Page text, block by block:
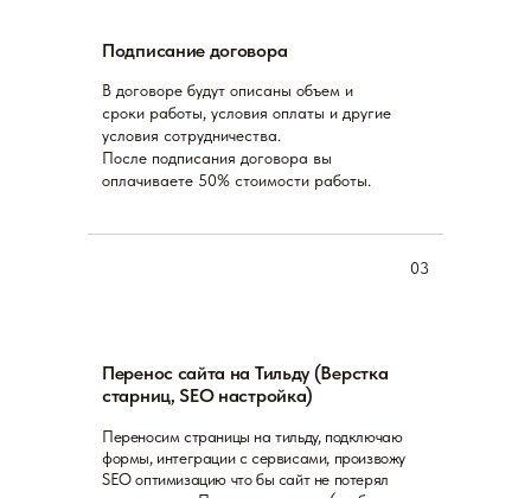
03
Подписание договора
В договоре будут описаны объем и
сроки работы, условия оплаты и другие
условия сотрудничества.
После подписания договора вы
оплачиваете 50% стоимости работы.
Перенос сайта на Тильду (Верстка
старниц, SEO настройка)
Переносим страницы на тильду, подключаю
формы, интеграции с сервисами, произвожу
SEO оптимизацию что бы сайт не потерял